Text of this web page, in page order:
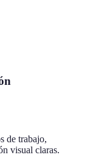
de trabajo,
visual claras.